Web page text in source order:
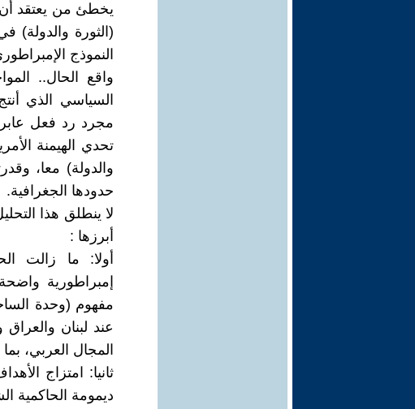
يخطئ من يعتقد
(الثورة والدولة)
النموذج
واقع الحال..
السياسي الذي
مجرد رد فعل
تحدي الهيمنة
والدولة) معا،
حدودها الجغرافية.
لا ينطلق هذا
أبرزها :
أولا: ما زالت
إمبراطورية
مفهوم (وحدة
عند لبنان والعراق
المجال العربي،
ثانيا: امتزاج
ديمومة الحاكمية